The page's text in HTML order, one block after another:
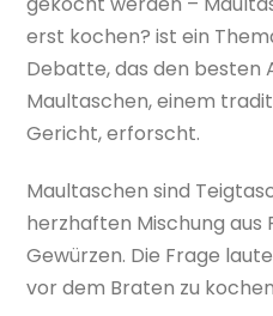
erst kochen? ist ein
Debatte, das den besten
Maultaschen, einem
Gericht, erforscht.
Maultaschen sind
herzhaften Mischung aus
Gewürzen. Die Frage
vor dem Braten zu